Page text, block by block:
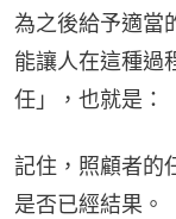
為之後給予適當
能讓人在這種過
任」，也就是：
記住，照顧者的
是否已經結果。